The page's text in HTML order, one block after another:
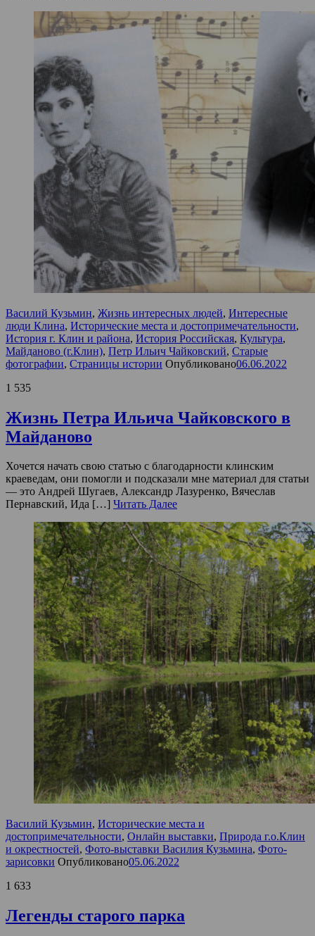
Василий Кузьмин, Жизнь интересных людей, Интересные
люди Клина, Исторические места и достопримечательности,
История г. Клин и района, История Российская, Культура,
Майданово (г.Клин), Петр Ильич Чайковский, Старые
фотографии, Страницы истории Опубликовано06.06.2022
1 535
Жизнь Петра Ильича Чайковского в
Майданово
Хочется начать свою статью с благодарности клинским
краеведам, они помогли и подсказали мне материал для статьи
— это Андрей Шугаев, Александр Лазуренко, Вячеслав
Пернавский, Ида […] Читать Далее
Василий Кузьмин, Исторические места и
достопримечательности, Онлайн выставки, Природа г.о.Клин
и окрестностей, Фото-выставки Василия Кузьмина, Фото-
зарисовки Опубликовано05.06.2022
1 633
Легенды старого парка